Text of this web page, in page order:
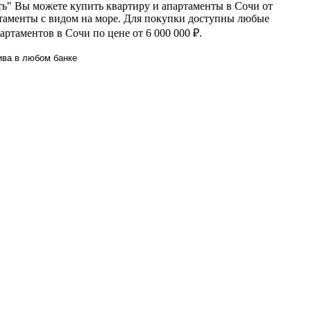
в любом банке
Вы можете купить квартиру и апартаменты в Сочи от
с видом на море. Для покупки доступны любые
в Сочи по цене от 6 000 000 ₽.